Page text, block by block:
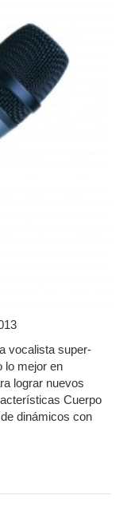
vocalista super-
lo mejor en
lograr nuevos
Cuerpo
dinámicos con